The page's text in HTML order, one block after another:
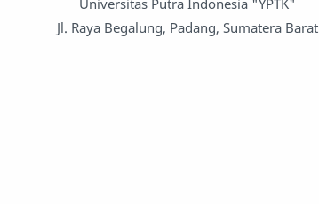
Universitas Putra Indonesia "YPTK"
Jl. Raya Begalung, Padang, Sumatera Barat